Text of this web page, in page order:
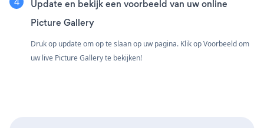
Update en bekijk een voorbeeld van uw online
Picture Gallery
Druk op update om op te slaan op uw pagina. Klik op Voorbeeld om
uw live Picture Gallery te bekijken!